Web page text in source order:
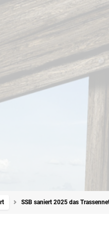
SSB saniert 2025 das